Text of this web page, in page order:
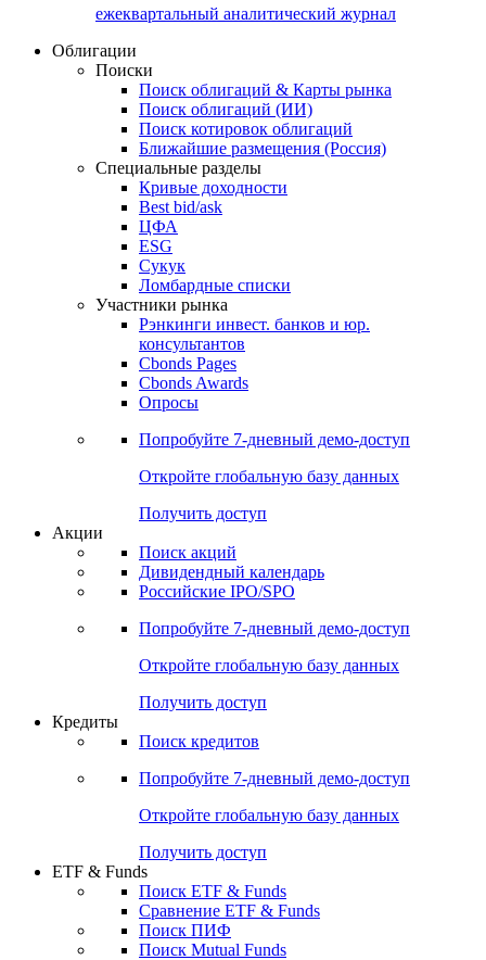
ежеквартальный аналитический журнал
Облигации
Поиски
Поиск облигаций & Карты рынка
Поиск облигаций (ИИ)
Поиск котировок облигаций
Ближайшие размещения (Россия)
Специальные разделы
Кривые доходности
Best bid/ask
ЦФА
ESG
Сукук
Ломбардные списки
Участники рынка
Рэнкинги инвест. банков и юр.
консультантов
Cbonds Pages
Cbonds Awards
Опросы
Попробуйте 7-дневный демо-доступ
Откройте глобальную базу данных
Получить доступ
Акции
Поиск акций
Дивидендный календарь
Российские IPO/SPO
Попробуйте 7-дневный демо-доступ
Откройте глобальную базу данных
Получить доступ
Кредиты
Поиск кредитов
Попробуйте 7-дневный демо-доступ
Откройте глобальную базу данных
Получить доступ
ETF & Funds
Поиск ETF & Funds
Сравнение ETF & Funds
Поиск ПИФ
Поиск Mutual Funds